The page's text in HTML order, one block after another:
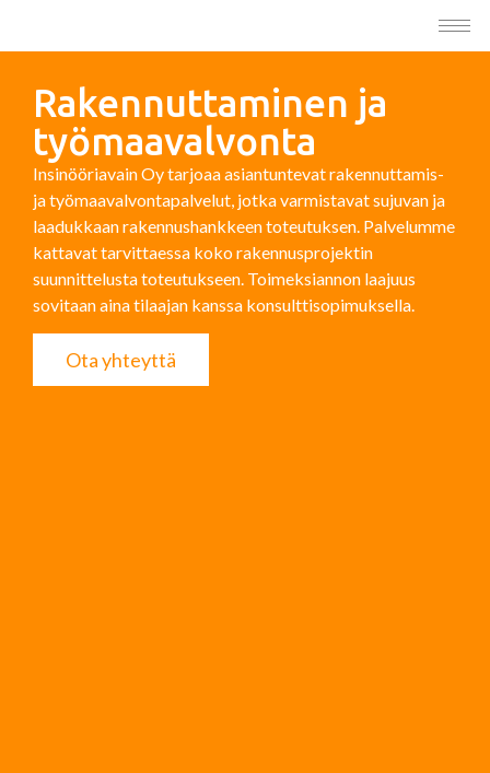
Rakennuttaminen ja
työmaavalvonta
Insinööriavain Oy tarjoaa asiantuntevat rakennuttamis-
ja työmaavalvontapalvelut, jotka varmistavat sujuvan ja
laadukkaan rakennushankkeen toteutuksen. Palvelumme
kattavat tarvittaessa koko rakennusprojektin
suunnittelusta toteutukseen. Toimeksiannon laajuus
sovitaan aina tilaajan kanssa konsulttisopimuksella.
Ota yhteyttä